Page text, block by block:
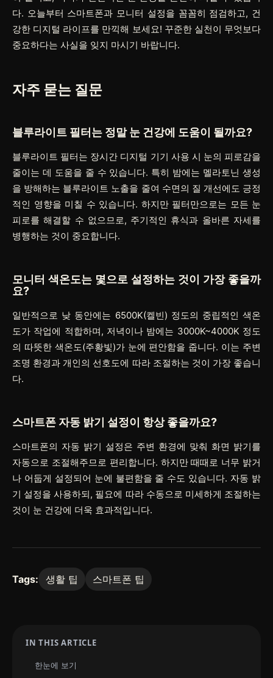
다. 오늘부터 스마트폰과 모니터 설정을 꼼꼼히 점검하고, 건
강한 디지털 라이프를 만끽해 보세요! 꾸준한 실천이 무엇보다
중요하다는 사실을 잊지 마시기 바랍니다.
자주 묻는 질문
블루라이트 필터는 정말 눈 건강에 도움이 될까요?
블루라이트 필터는 장시간 디지털 기기 사용 시 눈의 피로감을
줄이는 데 도움을 줄 수 있습니다. 특히 밤에는 멜라토닌 생성
을 방해하는 블루라이트 노출을 줄여 수면의 질 개선에도 긍정
적인 영향을 미칠 수 있습니다. 하지만 필터만으로는 모든 눈
피로를 해결할 수 없으므로, 주기적인 휴식과 올바른 자세를
병행하는 것이 중요합니다.
모니터 색온도는 몇으로 설정하는 것이 가장 좋을까
요?
일반적으로 낮 동안에는 6500K(켈빈) 정도의 중립적인 색온
도가 작업에 적합하며, 저녁이나 밤에는 3000K~4000K 정도
의 따뜻한 색온도(주황빛)가 눈에 편안함을 줍니다. 이는 주변
조명 환경과 개인의 선호도에 따라 조절하는 것이 가장 좋습니
다.
스마트폰 자동 밝기 설정이 항상 좋을까요?
스마트폰의 자동 밝기 설정은 주변 환경에 맞춰 화면 밝기를
자동으로 조절해주므로 편리합니다. 하지만 때때로 너무 밝거
나 어둡게 설정되어 눈에 불편함을 줄 수도 있습니다. 자동 밝
기 설정을 사용하되, 필요에 따라 수동으로 미세하게 조절하는
것이 눈 건강에 더욱 효과적입니다.
Tags: 생활 팁 스마트폰 팁
IN THIS ARTICLE
한눈에 보기